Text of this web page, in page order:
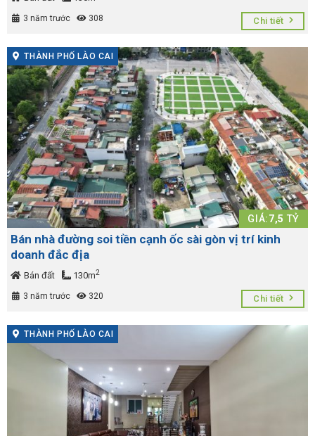
3 năm trước 308 Chi tiết
THÀNH PHỐ LÀO CAI
GIÁ:7,5 TỶ
Bán nhà đường soi tiền cạnh ốc sài gòn vị trí kinh
doanh đắc địa
Bán đất 130m2
3 năm trước 320 Chi tiết
THÀNH PHỐ LÀO CAI